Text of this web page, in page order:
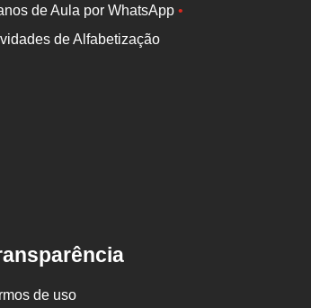
de Aula por WhatsApp•
de Alfabetização
de uso